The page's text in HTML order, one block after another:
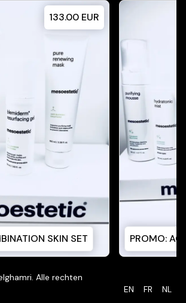
SKIN SET
133.00 EUR
PROMO:
. Alle rechten
EN FR NL